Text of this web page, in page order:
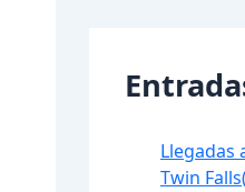
Llegadas
Twin